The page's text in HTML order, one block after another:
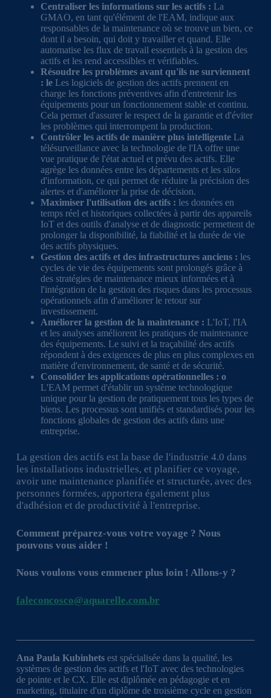
Centraliser les informations sur les actifs : La
GMAO, en tant qu'élément de l'EAM, indique aux
responsables de la maintenance où se trouve un bien, ce
dont il a besoin, qui doit y travailler et quand. Elle
automatise les flux de travail essentiels à la gestion des
actifs et les rend accessibles et vérifiables.
Résoudre les problèmes avant qu'ils ne surviennent
: leLes logiciels de gestion des actifs prennent en
charge les fonctions préventives afin d'entretenir les
équipements pour un fonctionnement stable et continu.
Cela permet d'assurer le respect de la garantie et d'éviter
les problèmes qui interrompent la production.
Contrôler les actifs de manière plus intelligenteLa
télésurveillance avec la technologie de l'IA offre une
vue pratique de l'état actuel et prévu des actifs. Elle
agrège les données entre les départements et les silos
d'information, ce qui permet de réduire la précision des
alertes et d'améliorer la prise de décision.
Maximiser l'utilisation des actifs : les données en
temps réel et historiques collectées à partir des appareils
IoT et des outils d'analyse et de diagnostic permettent de
prolonger la disponibilité, la fiabilité et la durée de vie
des actifs physiques.
Gestion des actifs et des infrastructures anciens : les
cycles de vie des équipements sont prolongés grâce à
des stratégies de maintenance mieux informées et à
l'intégration de la gestion des risques dans les processus
opérationnels afin d'améliorer le retour sur
investissement.
Améliorer la gestion de la maintenance : L'IoT, l'IA
et les analyses améliorent les pratiques de maintenance
des équipements. Le suivi et la traçabilité des actifs
répondent à des exigences de plus en plus complexes en
matière d'environnement, de santé et de sécurité.
Consolider les applications opérationnelles : o
L'EAM permet d'établir un système technologique
unique pour la gestion de pratiquement tous les types de
biens. Les processus sont unifiés et standardisés pour les
fonctions globales de gestion des actifs dans une
entreprise.
La gestion des actifs est la base de l'industrie 4.0 dans
les installations industrielles, et planifier ce voyage,
avoir une maintenance planifiée et structurée, avec des
personnes formées, apportera également plus
d'adhésion et de productivité à l'entreprise.
Comment préparez-vous votre voyage ? Nous
pouvons vous aider !
Nous voulons vous emmener plus loin ! Allons-y ?
faleconcosco@aquarelle.com.br
Ana Paula Kubinhetsest spécialisée dans la qualité, les
systèmes de gestion des actifs et l'IoT avec des technologies
de pointe et le CX. Elle est diplômée en pédagogie et en
marketing, titulaire d'un diplôme de troisième cycle en gestion